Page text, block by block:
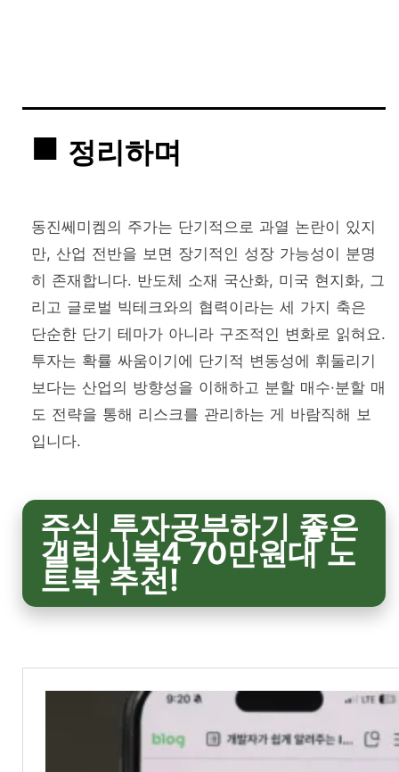
정리하며
동진쎄미켐의 주가는 단기적으로 과열 논란이 있지
만, 산업 전반을 보면 장기적인 성장 가능성이 분명
히 존재합니다. 반도체 소재 국산화, 미국 현지화, 그
리고 글로벌 빅테크와의 협력이라는 세 가지 축은
단순한 단기 테마가 아니라 구조적인 변화로 읽혀요.
투자는 확률 싸움이기에 단기적 변동성에 휘둘리기
보다는 산업의 방향성을 이해하고 분할 매수·분할 매
도 전략을 통해 리스크를 관리하는 게 바람직해 보
입니다.
주식 투자공부하기 좋은
갤럭시북4 70만원대 노
트북 추천!